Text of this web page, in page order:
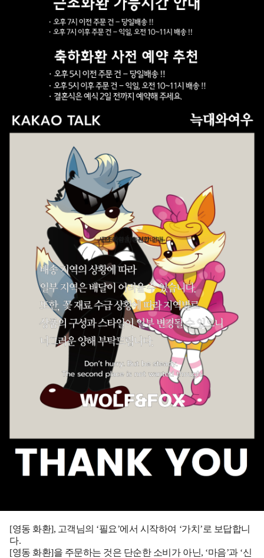
[영동 화환], 고객님의 ‘필요’에서 시작하여 ‘가치’로 보답합니
다.
[영동 화환]을 주문하는 것은 단순한 소비가 아닌, ‘마음’과 ‘신